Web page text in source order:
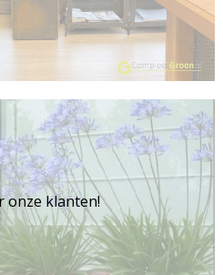
onze klanten!